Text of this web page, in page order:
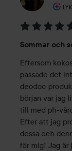
5
av
5
Sommar och
Eftersom
passade det
deodoc
början var jag
till med ph-
Efter att jag
dessa och
för mig! Jag